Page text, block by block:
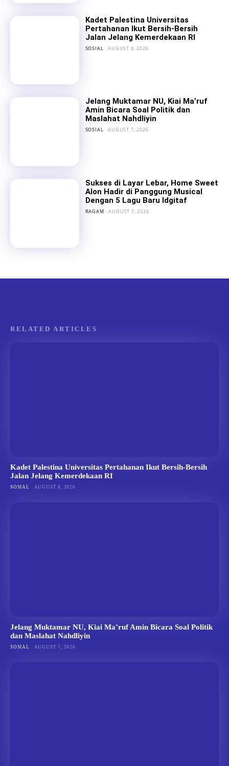
Kadet Palestina Universitas
Pertahanan Ikut Bersih-Bersih
Jalan Jelang Kemerdekaan RI
SOSIAL AUGUST 8, 2026
Jelang Muktamar NU, Kiai Ma’ruf
Amin Bicara Soal Politik dan
Maslahat Nahdliyin
SOSIAL AUGUST 7, 2026
Sukses di Layar Lebar, Home Sweet
Alon Hadir di Panggung Musical
Dengan 5 Lagu Baru Idgitaf
RAGAM AUGUST 7, 2026
RELATED ARTICLES
Kadet Palestina Universitas Pertahanan Ikut Bersih-Bersih
Jalan Jelang Kemerdekaan RI
SOSIAL AUGUST 8, 2026
Jelang Muktamar NU, Kiai Ma’ruf Amin Bicara Soal Politik
dan Maslahat Nahdliyin
SOSIAL AUGUST 7, 2026